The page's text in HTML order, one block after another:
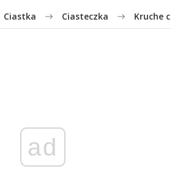
Ciastka Ciasteczka Kruche
ad